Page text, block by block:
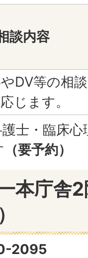
談内容
DV等の相
じます。
士・臨床
（要予約）
本庁舎
2095